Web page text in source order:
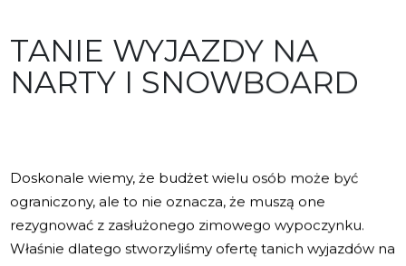
TANIE WYJAZDY NA
NARTY I SNOWBOARD
Doskonale wiemy, że budżet wielu osób może być
ograniczony, ale to nie oznacza, że muszą one
rezygnować z zasłużonego zimowego wypoczynku.
Właśnie dlatego stworzyliśmy ofertę tanich wyjazdów na